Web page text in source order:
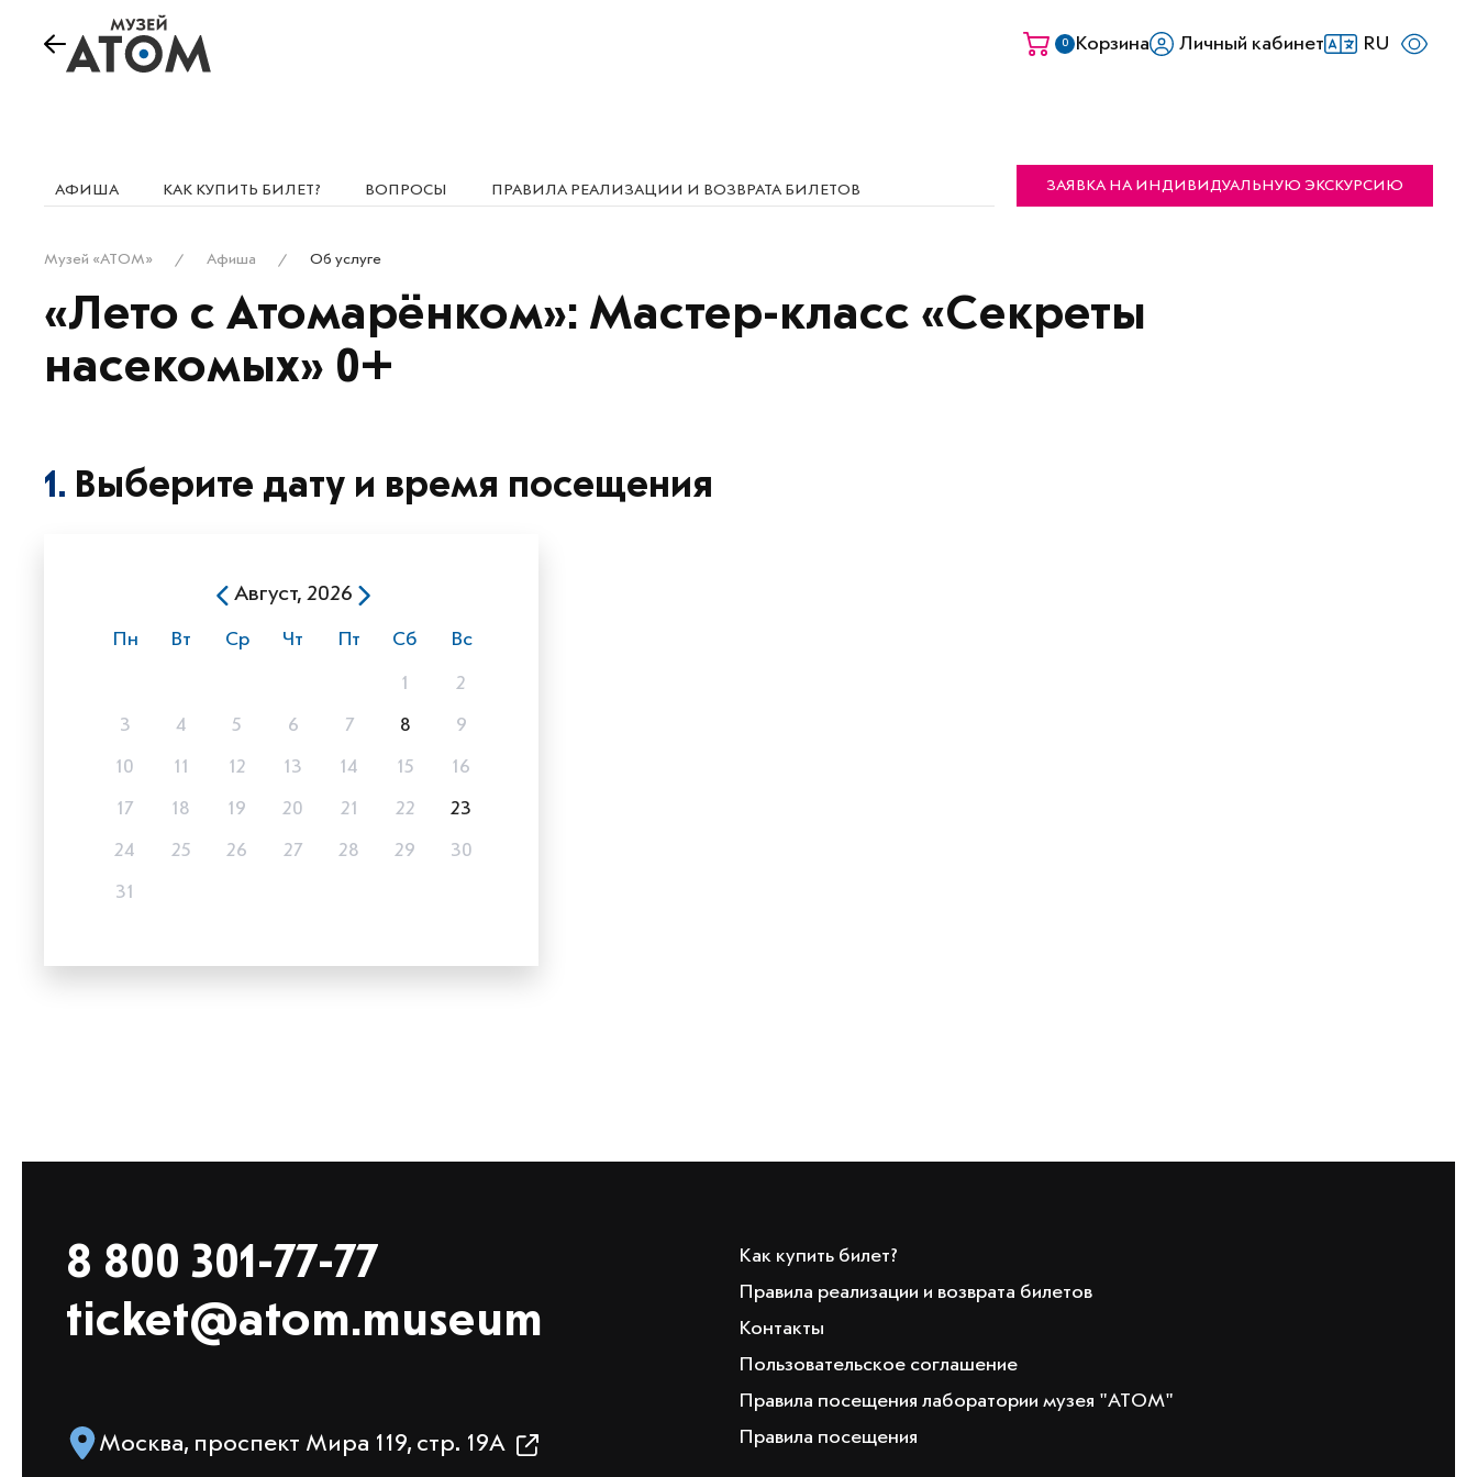
0 Корзина Личный кабинет RU
АФИША КАК КУПИТЬ БИЛЕТ? ВОПРОСЫ ПРАВИЛА РЕАЛИЗАЦИИ И ВОЗВРАТА БИЛЕТОВ ЗАЯВКА НА ИНДИВИДУАЛЬНУЮ ЭКСКУРСИЮ
Музей «АТОМ» Афиша Об услуге
«Лето с Атомарёнком»: Мастер-класс «Секреты
насекомых» 0+
1. Выберите дату и время посещения
Август, 2026
Пн Вт Ср Чт Пт Сб Вс
1 2
3 4 5 6 7 8 9
10 11 12 13 14 15 16
17 18 19 20 21 22 23
24 25 26 27 28 29 30
31
8 800 301-77-77
ticket@atom.museum
Москва, проспект Мира 119, стр. 19А
Как купить билет?
Правила реализации и возврата билетов
Контакты
Пользовательское соглашение
Правила посещения лаборатории музея "АТОМ"
Правила посещения